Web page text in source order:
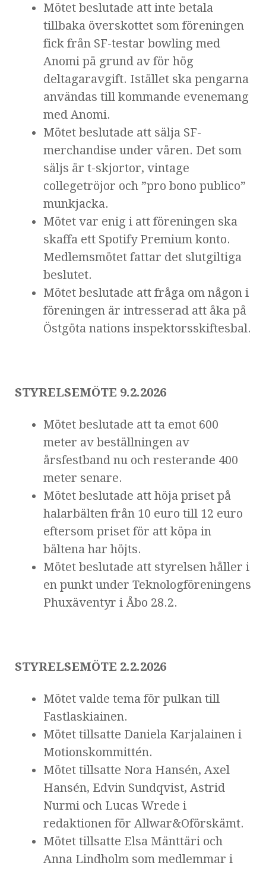
Mötet beslutade att inte betala
tillbaka överskottet som föreningen
fick från SF-testar bowling med
Anomi på grund av för hög
deltagaravgift. Istället ska pengarna
användas till kommande evenemang
med Anomi.
Mötet beslutade att sälja SF-
merchandise under våren. Det som
säljs är t-skjortor, vintage
collegetröjor och ”pro bono publico”
munkjacka.
Mötet var enig i att föreningen ska
skaffa ett Spotify Premium konto.
Medlemsmötet fattar det slutgiltiga
beslutet.
Mötet beslutade att fråga om någon i
föreningen är intresserad att åka på
Östgöta nations inspektorsskiftesbal.
STYRELSEMÖTE 9.2.2026
Mötet beslutade att ta emot 600
meter av beställningen av
årsfestband nu och resterande 400
meter senare.
Mötet beslutade att höja priset på
halarbälten från 10 euro till 12 euro
eftersom priset för att köpa in
bältena har höjts.
Mötet beslutade att styrelsen håller i
en punkt under Teknologföreningens
Phuxäventyr i Åbo 28.2.
STYRELSEMÖTE 2.2.2026
Mötet valde tema för pulkan till
Fastlaskiainen.
Mötet tillsatte Daniela Karjalainen i
Motionskommittén.
Mötet tillsatte Nora Hansén, Axel
Hansén, Edvin Sundqvist, Astrid
Nurmi och Lucas Wrede i
redaktionen för Allwar&Oförskämt.
Mötet tillsatte Elsa Mänttäri och
Anna Lindholm som medlemmar i